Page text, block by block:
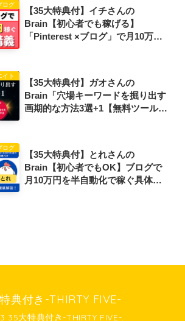
ログ
【35大特典付】イチさんの
Brain【初心者でも稼げる】
「Pinterest ×ブログ」で月10万円
イト
【35大特典付】ガオさんの
Brain「穴場キーワードを掘り出す
画期的な方法3選+1【無料ツールの
ログ
【35大特典付】とれさんの
Brain【初心者でもOK】ブログで
月10万円を半自動化で稼ぐ具体的
典付き-THIRTY FIVE-
35大特典付き-THIRTY FIVE-.